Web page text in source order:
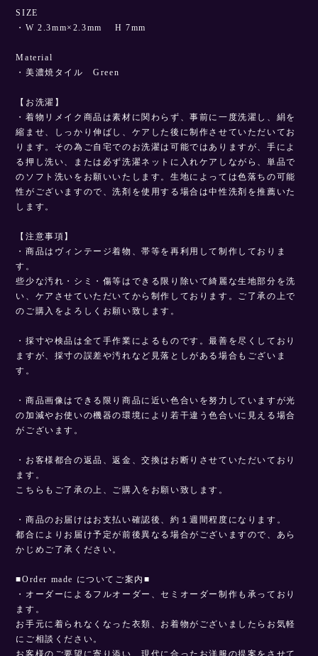
SIZE
・W 2.3mm×2.3mm H 7mm
Material
・美濃焼タイル Green
【お洗濯】
・着物リメイク商品は素材に関わらず、事前に一度洗濯し、絹を
縮ませ、しっかり伸ばし、ケアした後に制作させていただいてお
ります。その為ご自宅でのお洗濯は可能ではありますが、手によ
る押し洗い、または必ず洗濯ネットに入れケアしながら、単品で
のソフト洗いをお願いいたします。生地によっては色落ちの可能
性がございますので、洗剤を使用する場合は中性洗剤を推薦いた
します。
【注意事項】
・商品はヴィンテージ着物、帯等を再利用して制作しておりま
す。
些少な汚れ・シミ・傷等はできる限り除いて綺麗な生地部分を洗
い、ケアさせていただいてから制作しております。ご了承の上で
のご購入をよろしくお願い致します。
・採寸や検品は全て手作業によるものです。最善を尽くしており
ますが、採寸の誤差や汚れなど見落としがある場合もございま
す。
・商品画像はできる限り商品に近い色合いを努力していますが光
の加減やお使いの機器の環境により若干違う色合いに見える場合
がございます。
・お客様都合の返品、返金、交換はお断りさせていただいており
ます。
こちらもご了承の上、ご購入をお願い致します。
・商品のお届けはお支払い確認後、約１週間程度になります。
都合によりお届け予定が前後異なる場合がございますので、あら
かじめご了承ください。
■Order made についてご案内■
・オーダーによるフルオーダー、セミオーダー制作も承っており
ます。
お手元に着られなくなった衣類、お着物がございましたらお気軽
にご相談ください。
お客様のご要望に寄り添い、現代に合ったお洋服の提案をさせて